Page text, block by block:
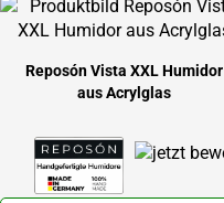
Reposón Vista XXL Humidor
aus Acrylglas